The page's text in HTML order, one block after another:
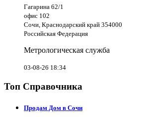
Гагарина 62/1
офис 102
Сочи, Краснодарский край 354000
Российская Федерация
Метрологическая служба
03-08-26 18:34
Топ Справочника
Продам Дом в Сочи